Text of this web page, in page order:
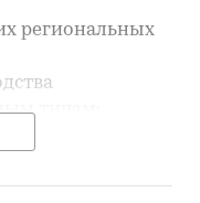
региональных
типам:
концентра-ции;